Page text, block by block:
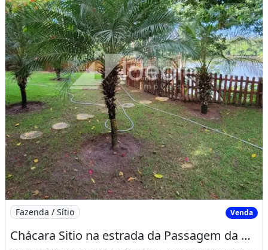
Imagem: Chácara Sitio na estrada da Passagem da
Fazenda / Sítio Venda
Chácara Sitio na estrada da Passagem da Conceição